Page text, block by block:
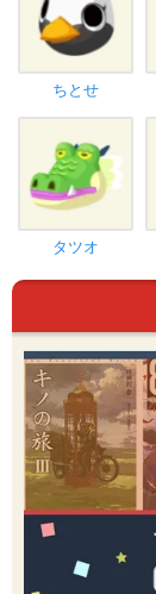
ちとせ
タツオ